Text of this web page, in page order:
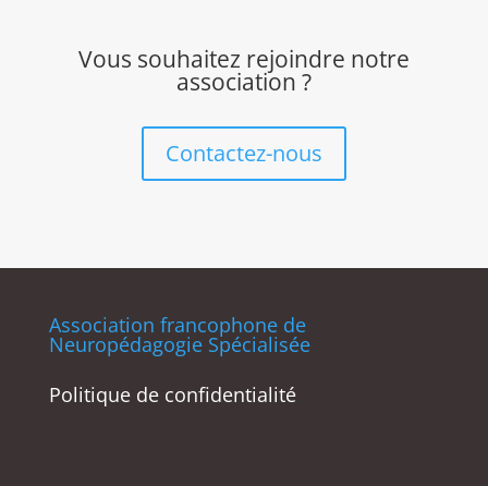
Vous souhaitez rejoindre notre
association ?
Contactez-nous
Association francophone de
Neuropédagogie Spécialisée
Politique de confidentialité